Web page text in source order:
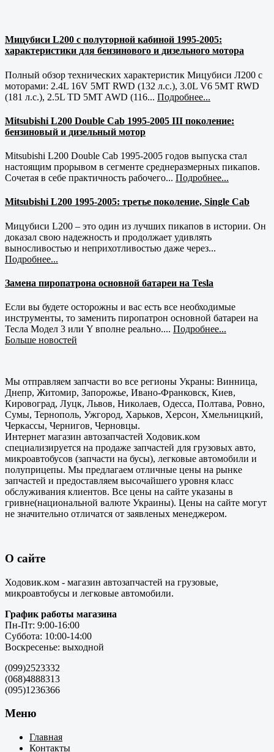
Мицубиси L200 с полуторной кабиной 1995-2005:
характеристики для бензинового и дизельного мотора
Полный обзор технических характеристик Мицубиси Л200 с
моторами: 2.4L 16V 5MT RWD (132 л.с.), 3.0L V6 5MT RWD
(181 л.с.), 2.5L TD 5MT AWD (116... Подробнее...
Mitsubishi L200 Double Cab 1995-2005 III поколение:
бензиновый и дизельный мотор
Mitsubishi L200 Double Cab 1995-2005 годов выпуска стал
настоящим прорывом в сегменте среднеразмерных пикапов.
Сочетая в себе практичность рабочего... Подробнее...
Mitsubishi L200 1995-2005: третье поколение, Single Cab
Мицубиси L200 – это один из лучших пикапов в истории. Он
доказал свою надежность и продолжает удивлять
выносливостью и неприхотливостью даже через...
Подробнее...
Замена пиропатрона основной батареи на Tesla
Если вы будете осторожны и вас есть все необходимые
инструменты, то заменить пиропатрон основной батареи на
Тесла Модел 3 или Y вполне реально.... Подробнее...
Больше новостей
Мы отправляем запчасти во все регионы Украны: Винница,
Днепр, Житомир, Запорожье, Ивано-Франковск, Киев,
Кировоград, Луцк, Львов, Николаев, Одесса, Полтава, Ровно,
Сумы, Тернополь, Ужгород, Харьков, Херсон, Хмельницкий,
Черкассы, Чернигов, Черновцы.
Интернет магазин автозапчастей Ходовик.ком
специализируется на продаже запчастей для грузовых авто,
микроавтобусов (запчасти на бусы), легковые автомобили и
полуприцепы. Мы предлагаем отличные цены на рынке
запчастей и предоставляем высочайшего уровня класс
обслуживания клиентов. Все цены на сайте указаны в
гривне(национальной валюте Украины). Цены на сайте могут
не значительно отличатся от заявленых менеджером.
О сайте
Ходовик.ком - магазин автозапчастей на грузовые,
микроавтобусы и легковые автомобили.
График работы магазина
Пн-Пт: 9:00-16:00
Суббота: 10:00-14:00
Воскресенье: выходной
(099)2523332
(068)4888313
(095)1236366
Меню
Главная
Контакты